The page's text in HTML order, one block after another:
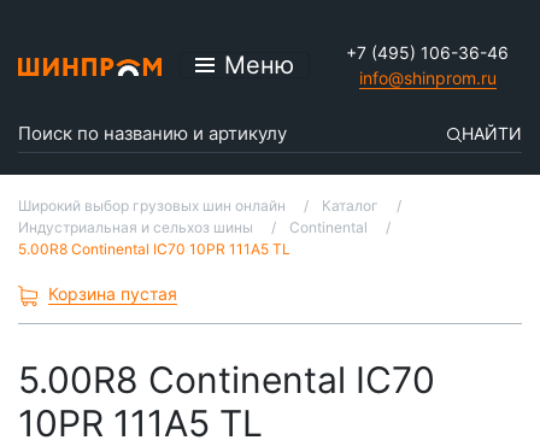
Меню
+7 (495) 106-36-46
info@shinprom.ru
НАЙТИ
Широкий выбор грузовых шин онлайн
Каталог
Индустриальная и сельхоз шины
Continental
5.00R8 Continental IC70 10PR 111A5 TL
Корзина пустая
5.00R8 Continental IC70
10PR 111A5 TL